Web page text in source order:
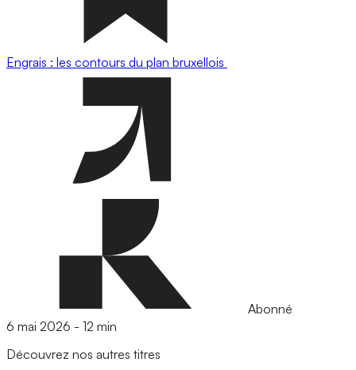
Engrais : les contours du plan bruxellois
Abonné
6 mai 2026 - 12 min
Découvrez nos autres titres